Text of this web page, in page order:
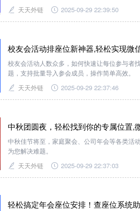
天天外链
2025-09-29 22:39:50
校友会活动排座位新神器,轻松实现微
校友会活动人数众多，如何快速让每位参与者
题，支持批量导入参会成员，操作简单高效。
天天外链
2025-09-29 22:37:46
中秋团圆夜，轻松找到你的专属位置,
中秋佳节将至，家庭聚会、公司年会等各类活
为您解决难题。
天天外链
2025-09-29 22:37:03
轻松搞定年会座位安排！查座位系统